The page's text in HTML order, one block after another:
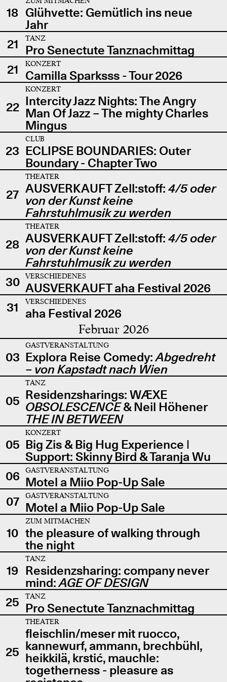
18 Glühvette: Gemütlich ins neue
Jahr
21
TANZ
Pro Senectute Tanznachmittag
21
KONZERT
Camilla Sparksss - Tour 2026
22
KONZERT
Intercity Jazz Nights: The Angry
Man Of Jazz – The mighty Charles
Mingus
23
CLUB
ECLIPSE BOUNDARIES: Outer
Boundary - Chapter Two
27
THEATER
AUSVERKAUFT Zell:stoff: 4/5 oder
von der Kunst keine
Fahrstuhlmusik zu werden
28
THEATER
AUSVERKAUFT Zell:stoff: 4/5 oder
von der Kunst keine
Fahrstuhlmusik zu werden
30
VERSCHIEDENES
AUSVERKAUFT aha Festival 2026
31
VERSCHIEDENES
aha Festival 2026
Februar 2026
03
GASTVERANSTALTUNG
Explora Reise Comedy:Abgedreht
– von Kapstadt nach Wien
05
TANZ
Residenzsharings: WÆXE
OBSOLESCENCE& Neil Höhener
THE IN BETWEEN
05
KONZERT
Big Zis & Big Hug Experience |
Support: Skinny Bird & Taranja Wu
06
GASTVERANSTALTUNG
Motel a Miio Pop-Up Sale
07
GASTVERANSTALTUNG
Motel a Miio Pop-Up Sale
10
ZUM MITMACHEN
the pleasure of walking through
the night
19
TANZ
Residenzsharing: company never
mind:AGE OF DESIGN
25
TANZ
Pro Senectute Tanznachmittag
25
THEATER
fleischlin/meser mit ruocco,
kannewurf, ammann, brechbühl,
heikkilä, krstić, mauchle:
togetherness - pleasure as